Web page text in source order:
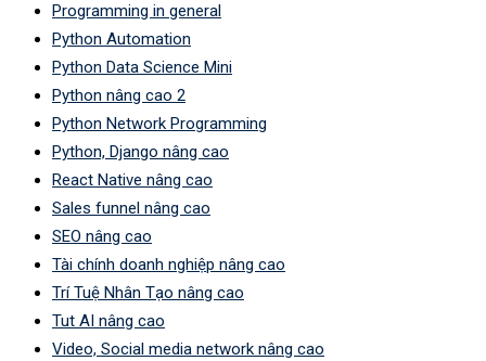
Programming in general
Python Automation
Python Data Science Mini
Python nâng cao 2
Python Network Programming
Python, Django nâng cao
React Native nâng cao
Sales funnel nâng cao
SEO nâng cao
Tài chính doanh nghiệp nâng cao
Trí Tuệ Nhân Tạo nâng cao
Tut AI nâng cao
Video, Social media network nâng cao